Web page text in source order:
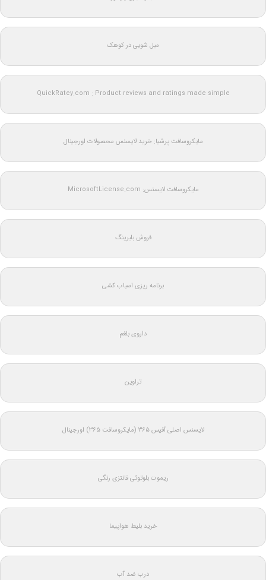
مبل شویی در کوهک
QuickRatey.com : Product reviews and ratings made simple
مایکروسافت پرشیا: خرید لایسنس محصولات اورجینال
مایکروسافت لایسنس: MicrosoftLicense.com
فروش بلبرینگ
برنامه ریزی اسباب کشی
داروی بلغم
تراوین
لایسنس اصلی آفیس ۳۶۵ (مایکروسافت ۳۶۵) اورجینال
ریموت بلوتوثی فانتزی رنگی
خرید بلیط هواپیما
درب ضد آب